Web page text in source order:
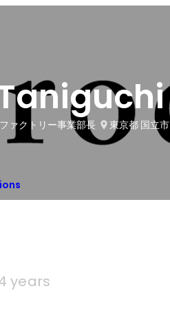
ァクトリー事業部長
東京都 国立市
years